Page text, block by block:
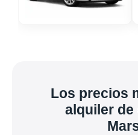
Los precios
alquiler de